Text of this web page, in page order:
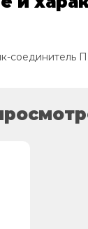
соединитель